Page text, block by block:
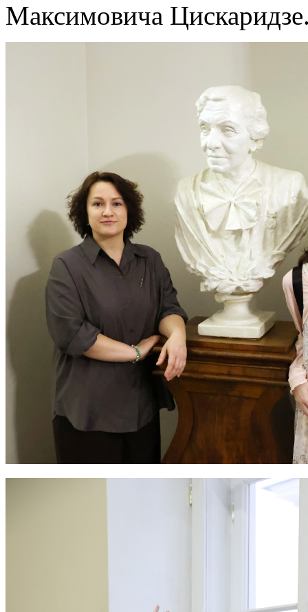
Максимовича